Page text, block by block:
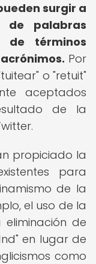
surgir a
de palabras
de términos
Por
o "retuit"
aceptados
de la
propiciado la
para
de la
el uso de la
de
en lugar de
como